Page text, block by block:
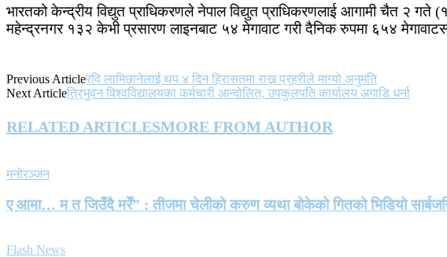
भारतको केन्द्रीय विद्युत प्राधिकरणले नेपाल विद्युत प्राधिकरणलाई आगामी चैत २
महेन्द्रनगर १३२ केभी प्रसारण लाइनबाट ५४ मेगावाट गरी दैनिक रुपमा ६५४
Previous Articleरवि लामिछानेलाई थप ४ दिन हिरासतमा राख्न प्रहरीले माग्यो अनुमति
Next Articleत्रिभुवन विश्वविद्यालयका कर्मचारी आन्दोलित, उपकुलपति कार्यालय अगाडि धर्ना
RELATED ARTICLESMORE FROM AUTHOR
मनोरञ्जन
ए आमा… म त जिउँदै मरेँ” : तीजमा चेलीको करुण व्यथा बोकेको गितको भिडियो
Flash News